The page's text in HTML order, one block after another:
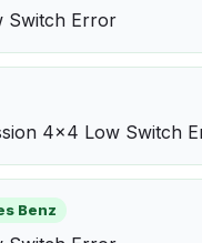
Switch Error
4x4 Low Switch
Benz